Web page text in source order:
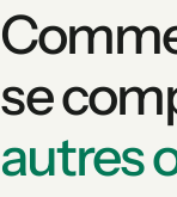
se
autres